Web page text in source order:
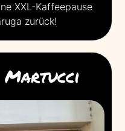
XXL-Kaffeepause
zurück!
Martucci